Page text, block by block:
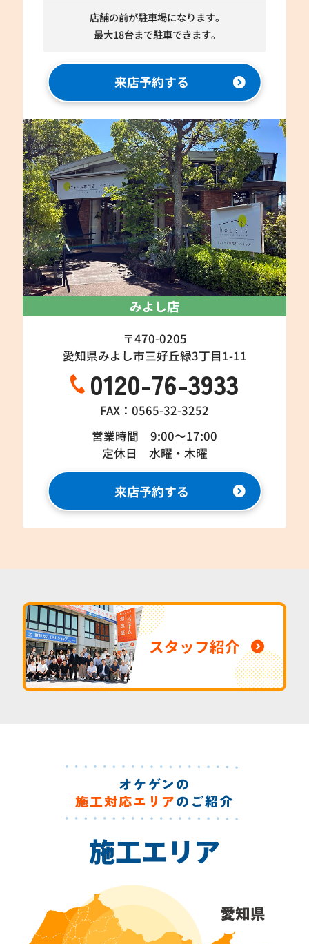
店舗の前が駐車場になります。
最大18台まで駐車できます。
来店予約する
みよし店
〒470-0205
愛知県みよし市三好丘緑3丁目1-11
0120-76-3933
FAX：0565-32-3252
営業時間 9:00～17:00
定休日 水曜・木曜
来店予約する
スタッフ紹介
オケゲンの
施工対応エリアのご紹介
施工エリア